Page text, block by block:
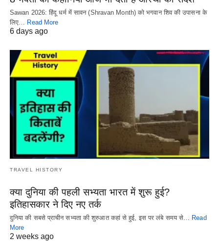
Sawan 2026: हिंदू धर्म में सावन (Shravan Month) को भगवान शिव की उपासना के
लिए…
Read More
6 days ago
TRAVEL HISTORY
क्या दुनिया की पहली सभ्यता भारत में शुरू हुई?
इतिहासकार ने दिए नए तर्क
दुनिया की सबसे प्राचीन सभ्यता की शुरुआत कहां से हुई, इस पर लंबे समय से… Read
More
2 weeks ago